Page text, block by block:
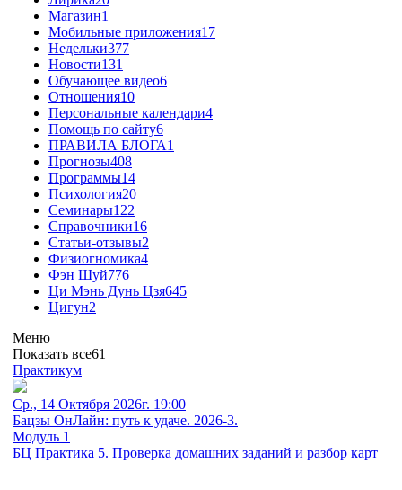
Магазин1
Мобильные приложения17
Недельки377
Новости131
Обучающее видео6
Отношения10
Персональные календари4
Помощь по сайту6
ПРАВИЛА БЛОГА1
Прогнозы408
Программы14
Психология20
Семинары122
Справочники16
Статьи-отзывы2
Физиогномика4
Фэн Шуй776
Ци Мэнь Дунь Цзя645
Цигун2
Меню
Показать все61
Практикум
Ср., 14 Октября 2026г. 19:00
Бацзы ОнЛайн: путь к удаче. 2026-3.
Модуль 1
БЦ Практика 5. Проверка домашних заданий и разбор карт